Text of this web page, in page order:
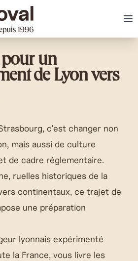
un
de Lyon vers
c'est changer non
mais aussi de culture
de cadre réglementaire.
ruelles historiques de la
continentaux, ce trajet de
une préparation
lyonnais expérimenté
la France, vous livre les